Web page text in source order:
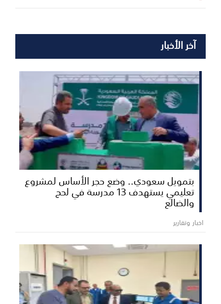
آخر الأخبار
بتمويل سعودي.. وضع حجر الأساس لمشروع
تعليمي يستهدف 13 مدرسة في لحج
والضالع
اخبار وتقارير